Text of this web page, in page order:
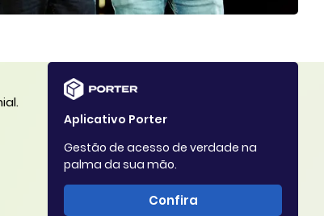
Aplicativo Porter
Gestão de acesso de verdade na
palma da sua mão.
Confira